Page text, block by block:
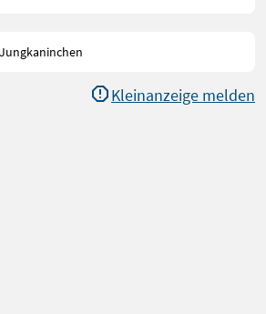
Jungkaninchen
Kleinanzeige melden